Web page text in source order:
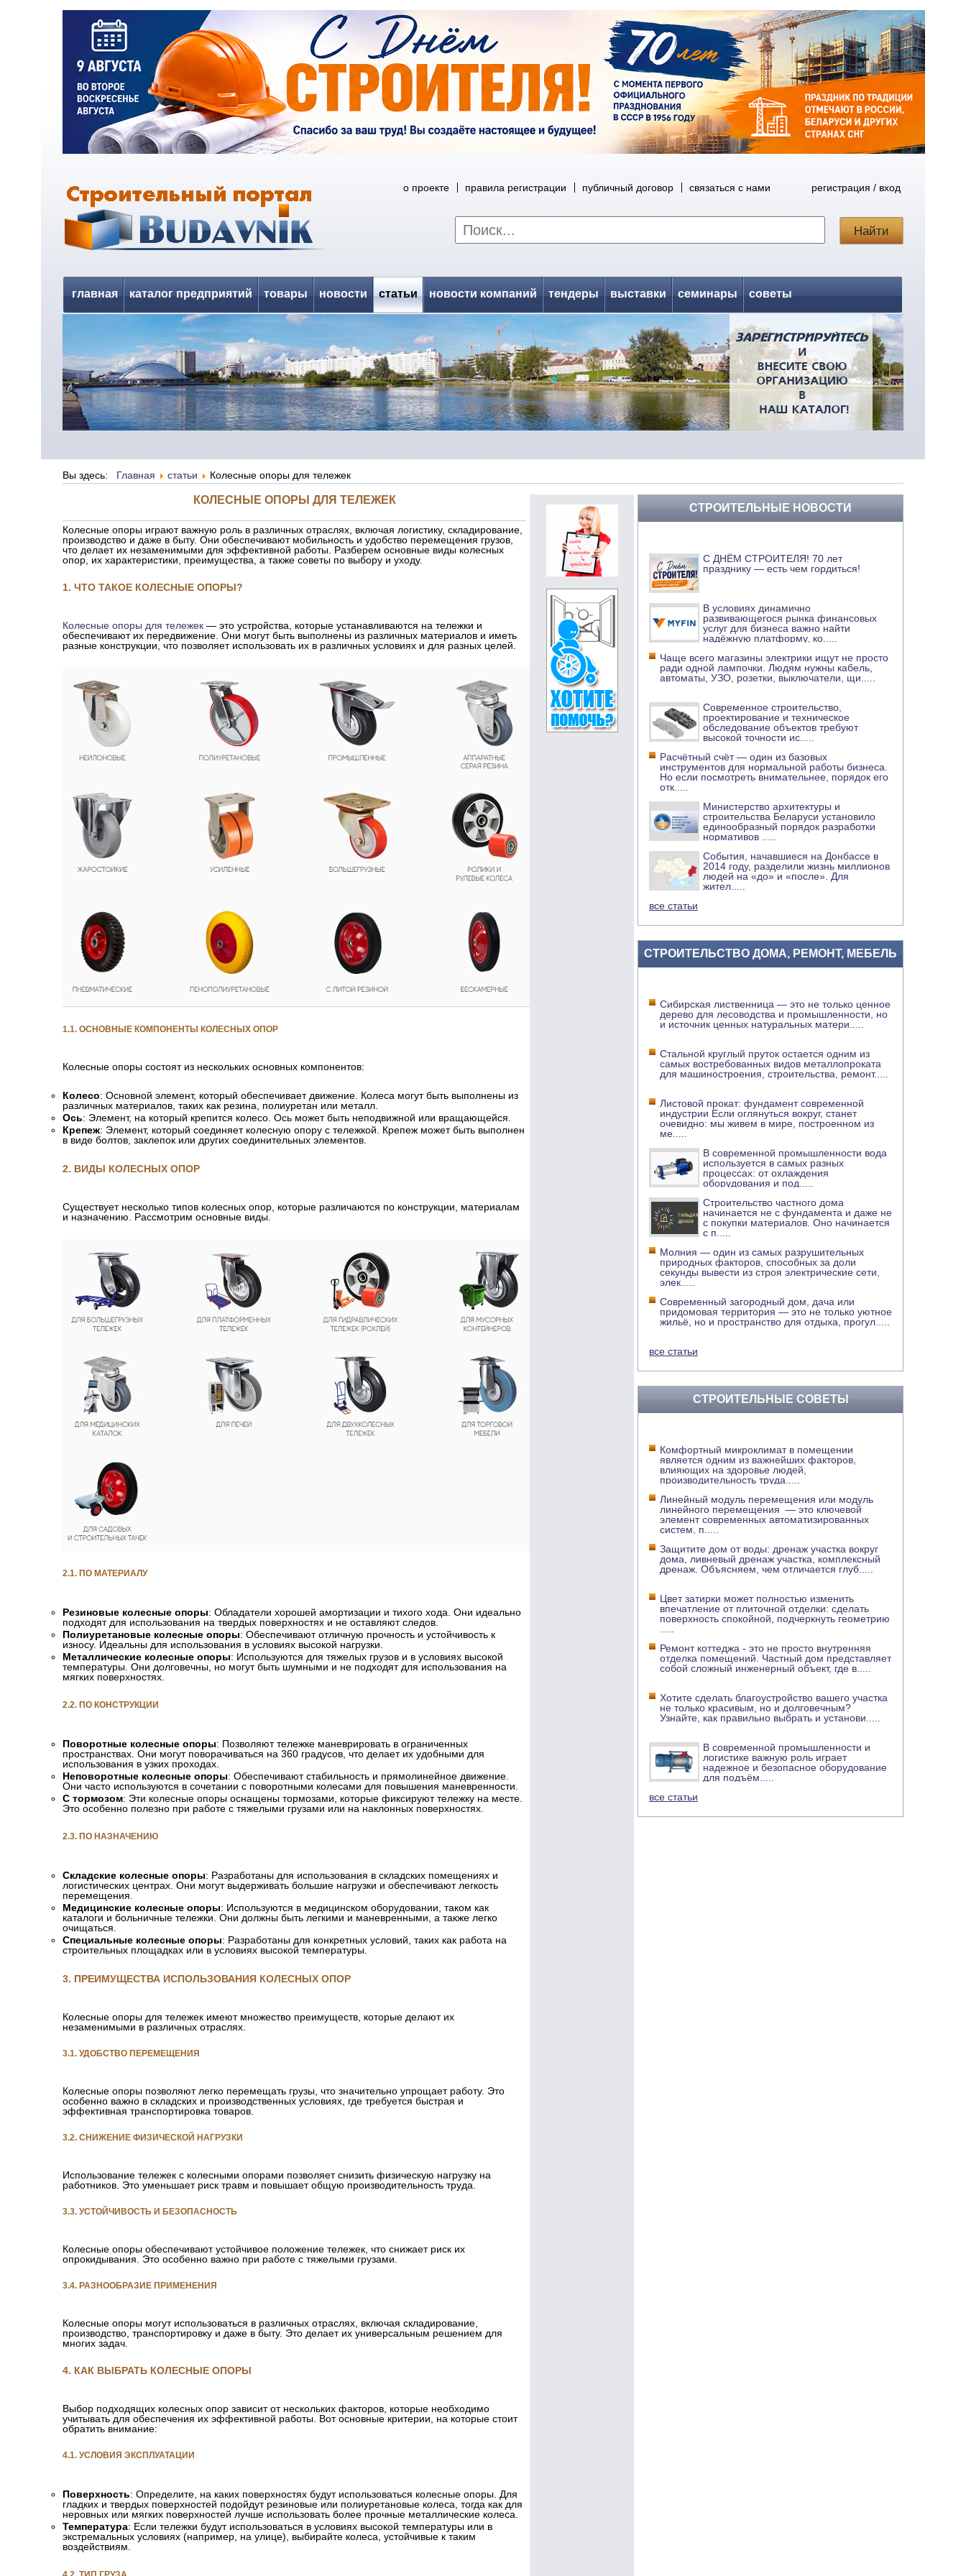
регистрация / вход
о проекте правила регистрации публичный договор связаться с нами
главная каталог предприятий товары новости статьи новости компаний тендеры выставки семинары советы
Вы здесь: Главная статьи Колесные опоры для тележек
КОЛЕСНЫЕ ОПОРЫ ДЛЯ ТЕЛЕЖЕК
Колесные опоры играют важную роль в различных отраслях, включая логистику, складирование,
производство и даже в быту. Они обеспечивают мобильность и удобство перемещения грузов,
что делает их незаменимыми для эффективной работы. Разберем основные виды колесных
опор, их характеристики, преимущества, а также советы по выбору и уходу.
1. ЧТО ТАКОЕ КОЛЕСНЫЕ ОПОРЫ?
Колесные опоры для тележек — это устройства, которые устанавливаются на тележки и
обеспечивают их передвижение. Они могут быть выполнены из различных материалов и иметь
разные конструкции, что позволяет использовать их в различных условиях и для разных целей.
1.1. ОСНОВНЫЕ КОМПОНЕНТЫ КОЛЕСНЫХ ОПОР
Колесные опоры состоят из нескольких основных компонентов:
Колесо: Основной элемент, который обеспечивает движение. Колеса могут быть выполнены из
различных материалов, таких как резина, полиуретан или металл.
Ось: Элемент, на который крепится колесо. Ось может быть неподвижной или вращающейся.
Крепеж: Элемент, который соединяет колесную опору с тележкой. Крепеж может быть выполнен
в виде болтов, заклепок или других соединительных элементов.
2. ВИДЫ КОЛЕСНЫХ ОПОР
Существует несколько типов колесных опор, которые различаются по конструкции, материалам
и назначению. Рассмотрим основные виды.
2.1. ПО МАТЕРИАЛУ
Резиновые колесные опоры: Обладатели хорошей амортизации и тихого хода. Они идеально
подходят для использования на твердых поверхностях и не оставляют следов.
Полиуретановые колесные опоры: Обеспечивают отличную прочность и устойчивость к
износу. Идеальны для использования в условиях высокой нагрузки.
Металлические колесные опоры: Используются для тяжелых грузов и в условиях высокой
температуры. Они долговечны, но могут быть шумными и не подходят для использования на
мягких поверхностях.
2.2. ПО КОНСТРУКЦИИ
Поворотные колесные опоры: Позволяют тележке маневрировать в ограниченных
пространствах. Они могут поворачиваться на 360 градусов, что делает их удобными для
использования в узких проходах.
Неповоротные колесные опоры: Обеспечивают стабильность и прямолинейное движение.
Они часто используются в сочетании с поворотными колесами для повышения маневренности.
С тормозом: Эти колесные опоры оснащены тормозами, которые фиксируют тележку на месте.
Это особенно полезно при работе с тяжелыми грузами или на наклонных поверхностях.
2.3. ПО НАЗНАЧЕНИЮ
Складские колесные опоры: Разработаны для использования в складских помещениях и
логистических центрах. Они могут выдерживать большие нагрузки и обеспечивают легкость
перемещения.
Медицинские колесные опоры: Используются в медицинском оборудовании, таком как
каталоги и больничные тележки. Они должны быть легкими и маневренными, а также легко
очищаться.
Специальные колесные опоры: Разработаны для конкретных условий, таких как работа на
строительных площадках или в условиях высокой температуры.
3. ПРЕИМУЩЕСТВА ИСПОЛЬЗОВАНИЯ КОЛЕСНЫХ ОПОР
Колесные опоры для тележек имеют множество преимуществ, которые делают их
незаменимыми в различных отраслях.
3.1. УДОБСТВО ПЕРЕМЕЩЕНИЯ
Колесные опоры позволяют легко перемещать грузы, что значительно упрощает работу. Это
особенно важно в складских и производственных условиях, где требуется быстрая и
эффективная транспортировка товаров.
3.2. СНИЖЕНИЕ ФИЗИЧЕСКОЙ НАГРУЗКИ
Использование тележек с колесными опорами позволяет снизить физическую нагрузку на
работников. Это уменьшает риск травм и повышает общую производительность труда.
3.3. УСТОЙЧИВОСТЬ И БЕЗОПАСНОСТЬ
Колесные опоры обеспечивают устойчивое положение тележек, что снижает риск их
опрокидывания. Это особенно важно при работе с тяжелыми грузами.
3.4. РАЗНООБРАЗИЕ ПРИМЕНЕНИЯ
Колесные опоры могут использоваться в различных отраслях, включая складирование,
производство, транспортировку и даже в быту. Это делает их универсальным решением для
многих задач.
4. КАК ВЫБРАТЬ КОЛЕСНЫЕ ОПОРЫ
Выбор подходящих колесных опор зависит от нескольких факторов, которые необходимо
учитывать для обеспечения их эффективной работы. Вот основные критерии, на которые стоит
обратить внимание:
4.1. УСЛОВИЯ ЭКСПЛУАТАЦИИ
Поверхность: Определите, на каких поверхностях будут использоваться колесные опоры. Для
гладких и твердых поверхностей подойдут резиновые или полиуретановые колеса, тогда как для
неровных или мягких поверхностей лучше использовать более прочные металлические колеса.
Температура: Если тележки будут использоваться в условиях высокой температуры или в
экстремальных условиях (например, на улице), выбирайте колеса, устойчивые к таким
воздействиям.
СТРОИТЕЛЬНЫЕ НОВОСТИ
С ДНЁМ СТРОИТЕЛЯ! 70 лет
празднику — есть чем гордиться!
В условиях динамично
развивающегося рынка финансовых
услуг для бизнеса важно найти
надёжную платформу, ко
Чаще всего магазины электрики ищут не просто
ради одной лампочки. Людям нужны кабель,
автоматы, УЗО, розетки, выключатели, щи
Современное строительство,
проектирование и техническое
обследование объектов требуют
высокой точности ис
Расчётный счёт — один из базовых
инструментов для нормальной работы бизнеса.
Но если посмотреть внимательнее, порядок его
отк
Министерство архитектуры и
строительства Беларуси установило
единообразный порядок разработки
нормативов
События, начавшиеся на Донбассе в
2014 году, разделили жизнь миллионов
людей на «до» и «после». Для
жител
все статьи
СТРОИТЕЛЬСТВО ДОМА, РЕМОНТ, МЕБЕЛЬ
Сибирская лиственница — это не только ценное
дерево для лесоводства и промышленности, но
и источник ценных натуральных матери
Стальной круглый пруток остается одним из
самых востребованных видов металлопроката
для машиностроения, строительства, ремонт.....
Листовой прокат: фундамент современной
индустрии Если оглянуться вокруг, станет
очевидно: мы живем в мире, построенном из
ме
В современной промышленности вода
используется в самых разных
процессах: от охлаждения
оборудования и под
Строительство частного дома
начинается не с фундамента и даже не
с покупки материалов. Оно начинается
с п
Молния — один из самых разрушительных
природных факторов, способных за доли
секунды вывести из строя электрические сети,
элек
Современный загородный дом, дача или
придомовая территория — это не только уютное
жильё, но и пространство для отдыха, прогул
все статьи
СТРОИТЕЛЬНЫЕ СОВЕТЫ
Комфортный микроклимат в помещении
является одним из важнейших факторов,
влияющих на здоровье людей,
производительность труда
Линейный модуль перемещения или модуль
линейного перемещения — это ключевой
элемент современных автоматизированных
систем, п
Защитите дом от воды: дренаж участка вокруг
дома, ливневый дренаж участка, комплексный
дренаж. Объясняем, чем отличается глуб
Цвет затирки может полностью изменить
впечатление от плиточной отделки: сделать
поверхность спокойной, подчеркнуть геометрию
Ремонт коттеджа - это не просто внутренняя
отделка помещений. Частный дом представляет
собой сложный инженерный объект, где в
Хотите сделать благоустройство вашего участка
не только красивым, но и долговечным?
Узнайте, как правильно выбрать и установи
В современной промышленности и
логистике важную роль играет
надежное и безопасное оборудование
для подъём
все статьи